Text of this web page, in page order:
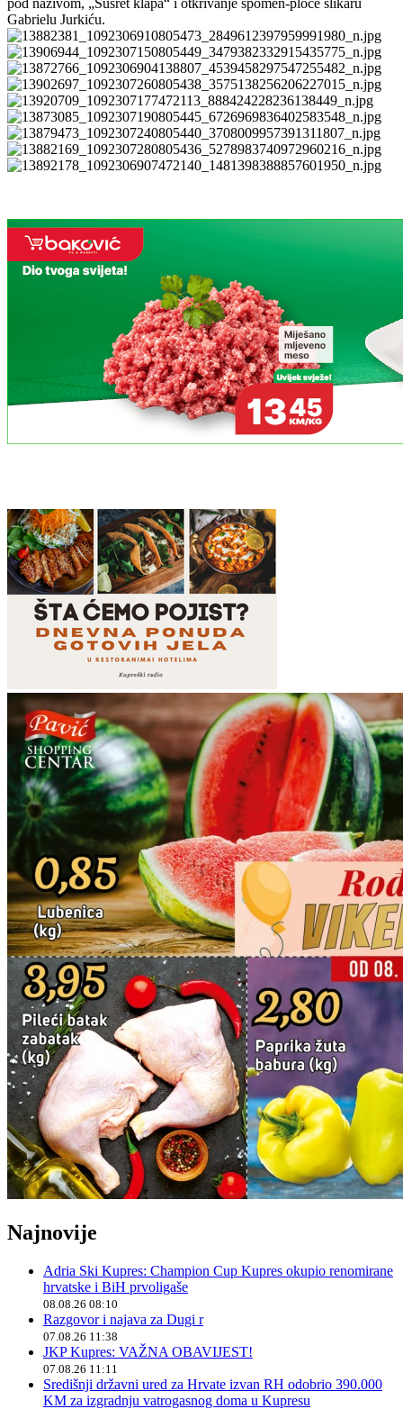
Gabrielu Jurkiću.
Najnovije
Adria Ski Kupres: Champion Cup Kupres okupio renomirane
hrvatske i BiH prvoligaše
08.08.26 08:10
Razgovor i najava za Dugi r
07.08.26 11:38
JKP Kupres: VAŽNA OBAVIJEST!
07.08.26 11:11
Središnji državni ured za Hrvate izvan RH odobrio 390.000
KM za izgradnju vatrogasnog doma u Kupresu